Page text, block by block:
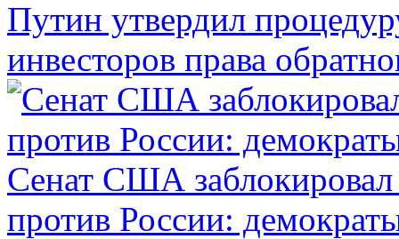
Путин утвердил
инвесторов права
Сенат США заблокировал
против России: